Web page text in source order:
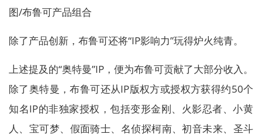
图/布鲁可产品组合
除了产品创新，布鲁可还将“IP影响力”玩得炉火纯青。
上述提及的“奥特曼”IP，便为布鲁可贡献了大部分收入。
除了奥特曼，布鲁可还从IP版权方或授权方获得约50个
知名IP的非独家授权，包括变形金刚、火影忍者、小黄
人、宝可梦、假面骑士、名侦探柯南、初音未来、圣斗